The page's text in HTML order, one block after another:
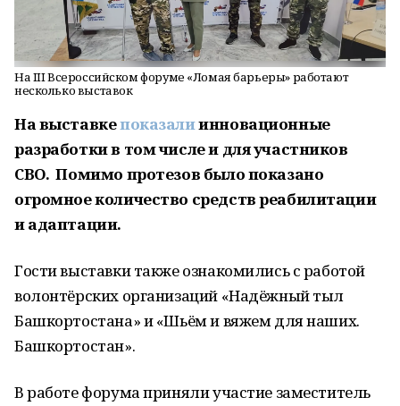
На III Всероссийском форуме «Ломая барьеры» работают
несколько выставок
На выставкепоказалиинновационные
разработки в том числе и для участников
СВО. Помимо протезов было показано
огромное количество средств реабилитации
и адаптации.
Гости выставки также ознакомились с работой
волонтёрских организаций «Надёжный тыл
Башкортостана» и «Шьём и вяжем для наших.
Башкортостан».
В работе форума приняли участие заместитель